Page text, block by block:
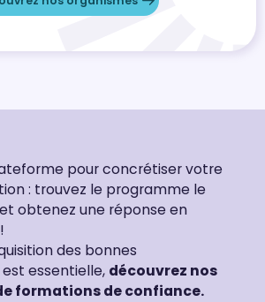
pour concrétiser votre
: trouvez le programme le
obtenez une réponse en
des bonnes
essentielle, découvrez nos
formations de confiance.